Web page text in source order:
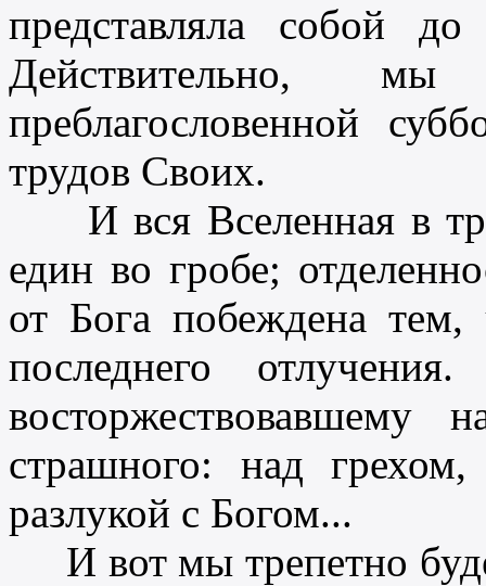
представляла собой
Действительно,
преблагословенной
трудов Своих.
И вся Вселенная в
един во гробе;
от Бога побеждена
последнего
восторжествовавшему
страшного: над
разлукой с Богом...
И вот мы трепетно